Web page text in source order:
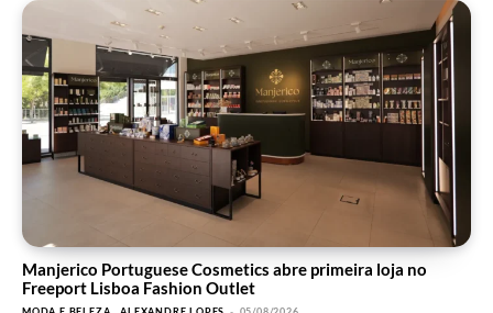
Manjerico Portuguese Cosmetics abre primeira loja no
Freeport Lisboa Fashion Outlet